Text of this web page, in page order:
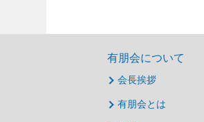
有朋会について
会長挨拶
有朋会とは